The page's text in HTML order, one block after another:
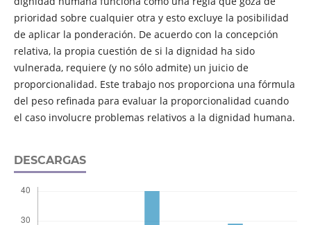
prioridad sobre cualquier otra y esto excluye la posibilidad
de aplicar la ponderación. De acuerdo con la concepción
relativa, la propia cuestión de si la dignidad ha sido
vulnerada, requiere (y no sólo admite) un juicio de
proporcionalidad. Este trabajo nos proporciona una fórmula
del peso refinada para evaluar la proporcionalidad cuando
el caso involucre problemas relativos a la dignidad humana.
DESCARGAS